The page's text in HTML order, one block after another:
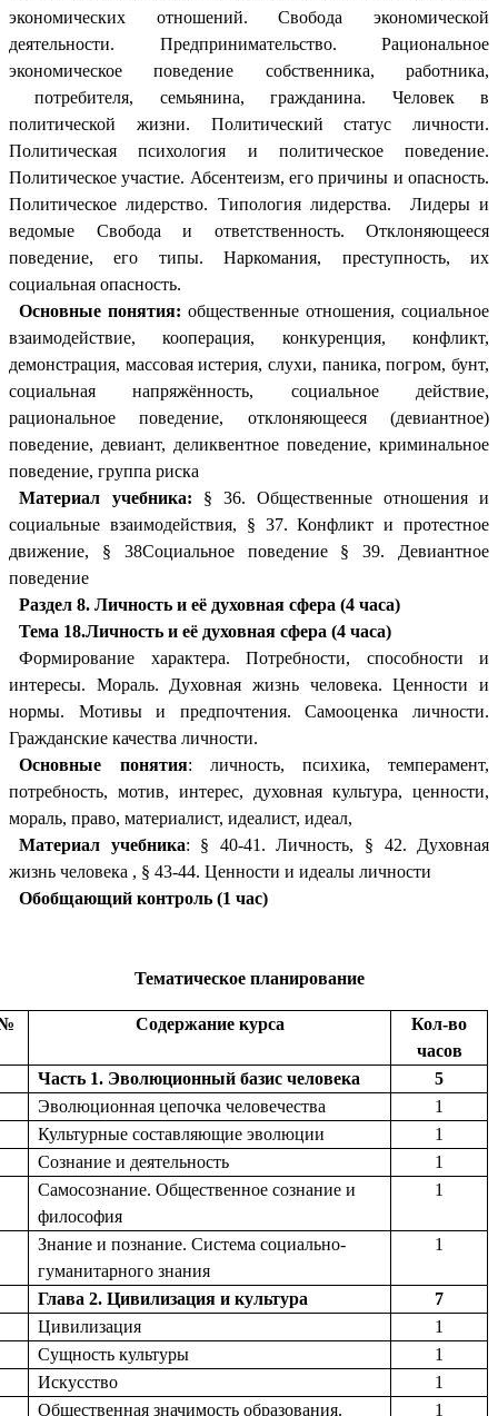
экономических отношений. Свобода экономической
деятельности. Предпринимательство. Рациональное
экономическое поведение собственника, работника,
потребителя, семьянина, гражданина. Человек в
политической жизни. Политический статус личности.
Политическая психология и политическое поведение.
Политическое участие. Абсентеизм, его причины и опасность.
Политическое лидерство. Типология лидерства. Лидеры и
ведомые Свобода и ответственность. Отклоняющееся
поведение, его типы. Наркомания, преступность, их
социальная опасность.
Основные понятия: общественные отношения, социальное
взаимодействие, кооперация, конкуренция, конфликт,
демонстрация, массовая истерия, слухи, паника, погром, бунт,
социальная напряжённость, социальное действие,
рациональное поведение, отклоняющееся (девиантное)
поведение, девиант, деликвентное поведение, криминальное
поведение, группа риска
Материал учебника: § 36. Общественные отношения и
социальные взаимодействия, § 37. Конфликт и протестное
движение, § 38Социальное поведение § 39. Девиантное
поведение
Раздел 8. Личность и её духовная сфера (4 часа)
Тема 18.Личность и её духовная сфера (4 часа)
Формирование характера. Потребности, способности и
интересы. Мораль. Духовная жизнь человека. Ценности и
нормы. Мотивы и предпочтения. Самооценка личности.
Гражданские качества личности.
Основные понятия: личность, психика, темперамент,
потребность, мотив, интерес, духовная культура, ценности,
мораль, право, материалист, идеалист, идеал,
Материал учебника: § 40-41. Личность, § 42. Духовная
жизнь человека , § 43-44. Ценности и идеалы личности
Обобщающий контроль (1 час)
Тематическое планирование
Содержание курса
Кол-во
часов
Часть 1. Эволюционный базис человека
5
Эволюционная цепочка человечества
1
Культурные составляющие эволюции
1
Сознание и деятельность
1
Самосознание. Общественное сознание и
философия
1
Знание и познание. Система социально-
гуманитарного знания
1
Глава 2. Цивилизация и культура
7
Цивилизация
1
Сущность культуры
1
Искусство
1
Общественная значимость образования. 1